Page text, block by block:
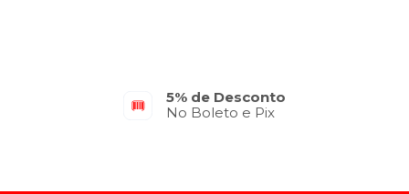
5% de Desconto
No Boleto e Pix